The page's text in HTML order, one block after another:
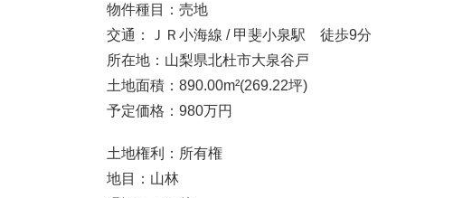
物件種目：売地
交通：ＪＲ小海線 / 甲斐小泉駅 徒歩9分
所在地：山梨県北杜市大泉谷戸
土地面積：890.00m²(269.22坪)
予定価格：980万円
土地権利：所有権
地目：山林